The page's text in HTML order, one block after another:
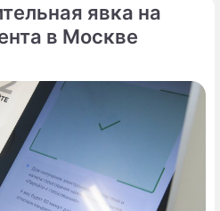
явка на
в Москве